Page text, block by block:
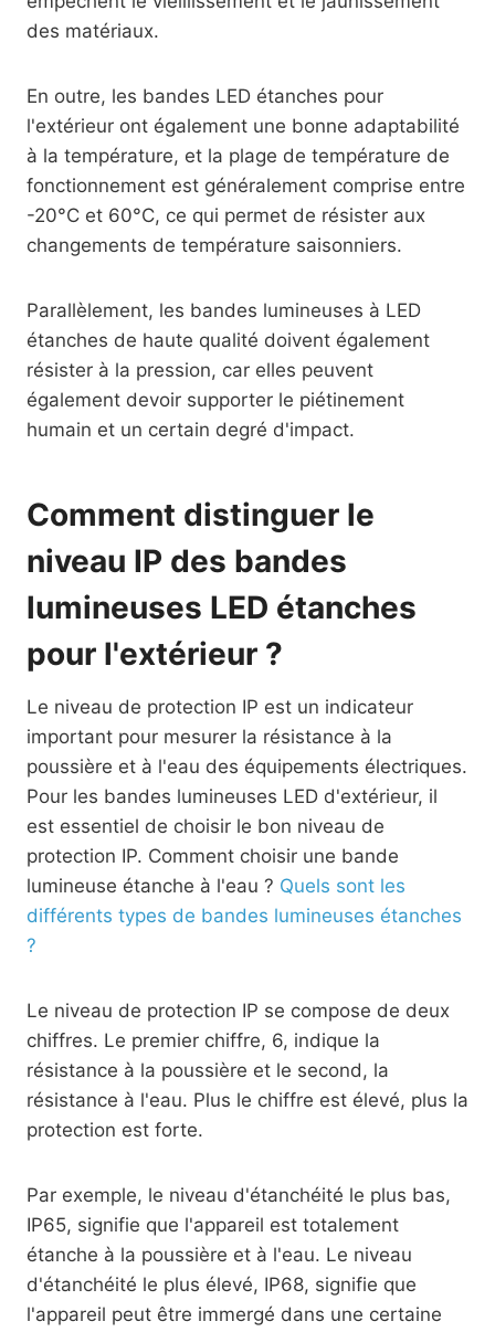
des matériaux.
En outre, les bandes LED étanches pour
l'extérieur ont également une bonne adaptabilité
à la température, et la plage de température de
fonctionnement est généralement comprise entre
-20°C et 60°C, ce qui permet de résister aux
changements de température saisonniers.
Parallèlement, les bandes lumineuses à LED
étanches de haute qualité doivent également
résister à la pression, car elles peuvent
également devoir supporter le piétinement
humain et un certain degré d'impact.
Comment distinguer le
niveau IP des bandes
lumineuses LED étanches
pour l'extérieur ?
Le niveau de protection IP est un indicateur
important pour mesurer la résistance à la
poussière et à l'eau des équipements électriques.
Pour les bandes lumineuses LED d'extérieur, il
est essentiel de choisir le bon niveau de
protection IP. Comment choisir une bande
lumineuse étanche à l'eau ? Quels sont les
différents types de bandes lumineuses étanches
?
Le niveau de protection IP se compose de deux
chiffres. Le premier chiffre, 6, indique la
résistance à la poussière et le second, la
résistance à l'eau. Plus le chiffre est élevé, plus la
protection est forte.
Par exemple, le niveau d'étanchéité le plus bas,
IP65, signifie que l'appareil est totalement
étanche à la poussière et à l'eau. Le niveau
d'étanchéité le plus élevé, IP68, signifie que
l'appareil peut être immergé dans une certaine